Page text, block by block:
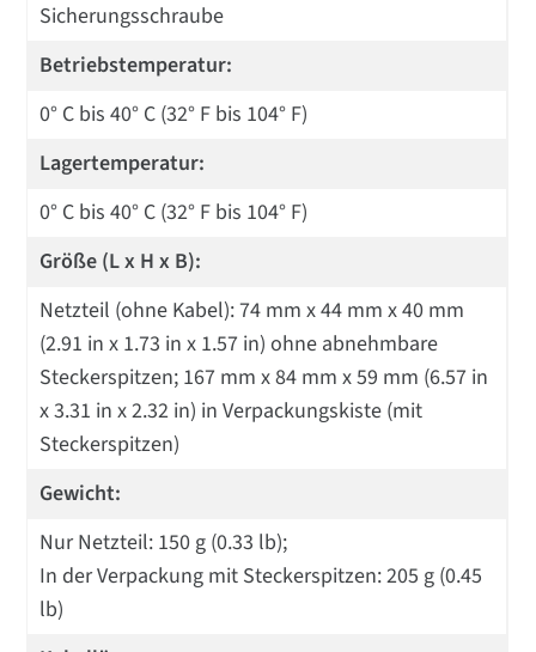
Sicherungsschraube
Betriebstemperatur:
0° C bis 40° C (32° F bis 104° F)
Lagertemperatur:
0° C bis 40° C (32° F bis 104° F)
Größe (L x H x B):
Netzteil (ohne Kabel): 74 mm x 44 mm x 40 mm
(2.91 in x 1.73 in x 1.57 in) ohne abnehmbare
Steckerspitzen; 167 mm x 84 mm x 59 mm (6.57 in
x 3.31 in x 2.32 in) in Verpackungskiste (mit
Steckerspitzen)
Gewicht:
Nur Netzteil: 150 g (0.33 lb);
In der Verpackung mit Steckerspitzen: 205 g (0.45
lb)